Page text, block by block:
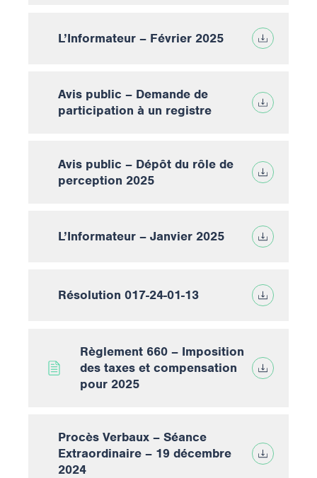
L’Informateur – Février 2025
Avis public – Demande de
participation à un registre
Avis public – Dépôt du rôle de
perception 2025
L’Informateur – Janvier 2025
Résolution 017-24-01-13
Règlement 660 – Imposition
des taxes et compensation
pour 2025
Procès Verbaux – Séance
Extraordinaire – 19 décembre
2024